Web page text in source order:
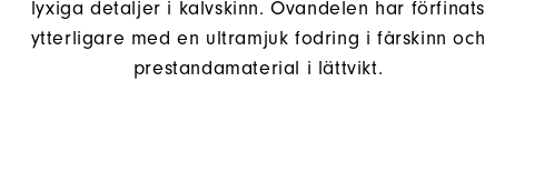
lyxiga detaljer i kalvskinn. Ovandelen har förfinats
ytterligare med en ultramjuk fodring i fårskinn och
prestandamaterial i lättvikt.